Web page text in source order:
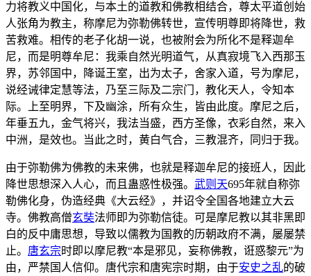
力将教义中国化，与本土的道教和佛教相结合，尊太平道创始
人张角为教主，称摩尼为弥勒佛转世，宣传明尊即将降世，救
苦救难。相传的老子化胡一说，也被附会为所化不是释迦牟
尼，而是明尊牟尼：我乘自然光明道气，从真寂境飞入西那玉
界，苏邻国中，降诞王室，出为太子，舍家入道，号为摩尼，
说经诫律定慧等法，乃至三际及二宗门，教化天人，令知本
际。上至明界，下及幽涂，所有众生，皆由此度。摩尼之后，
年垂五九，金气将兴，我法当盛，西方圣像，衣彩自然，来入
中洲，是效也。当此之时，黄白气合，三教混齐，同归于我。
由于弥勒佛为佛教的未来佛，也就是释迦牟尼的接班人，因此
降世思想深入人心，而且蛊惑性极强。 武则天695年就自称弥
勒佛化身，伪造经典《大云经》，并诏令全国各地建立大云
寺。佛教高僧玄奘法师即为弥勒信徒。可是摩尼教以其非黑即
白的反中庸思想，导致以儒教为国教的历朝政府不满，屡屡禁
止。 唐玄宗时即以摩尼教“本是邪见，妄称佛教，诳惑黎元”为
由，严禁国人信仰。唐代宗和唐宪宗时期，由于安史之乱的破